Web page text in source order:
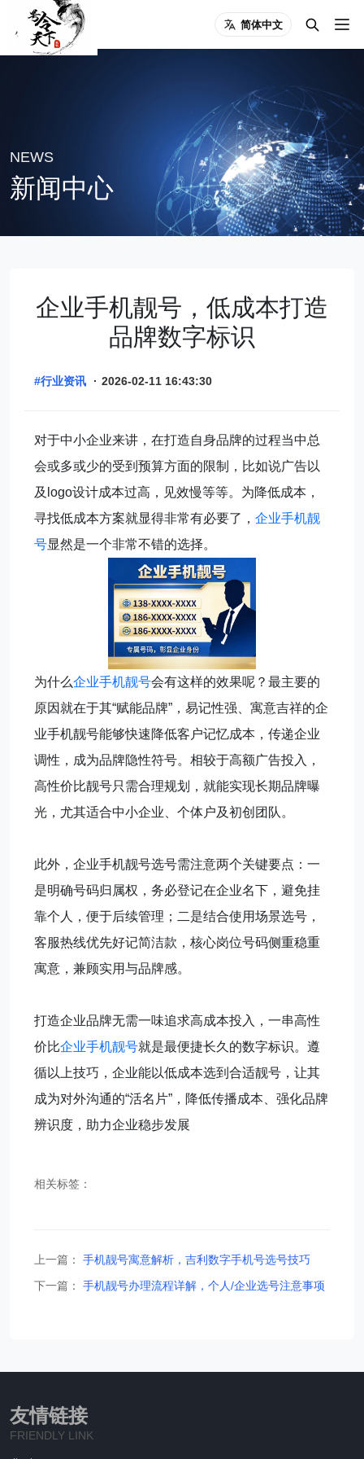
简体中文
NEWS
新闻中心
企业手机靓号，低成本打造
品牌数字标识
#行业资讯 · 2026-02-11 16:43:30
对于中小企业来讲，在打造自身品牌的过程当中总
会或多或少的受到预算方面的限制，比如说广告以
及logo设计成本过高，见效慢等等。为降低成本，
寻找低成本方案就显得非常有必要了， 企业手机靓
号显然是一个非常不错的选择。
为什么企业手机靓号会有这样的效果呢？最主要的
原因就在于其“赋能品牌”，易记性强、寓意吉祥的企
业手机靓号能够快速降低客户记忆成本，传递企业
调性，成为品牌隐性符号。相较于高额广告投入，
高性价比靓号只需合理规划，就能实现长期品牌曝
光，尤其适合中小企业、个体户及初创团队。
此外，企业手机靓号选号需注意两个关键要点：一
是明确号码归属权，务必登记在企业名下，避免挂
靠个人，便于后续管理；二是结合使用场景选号，
客服热线优先好记简洁款，核心岗位号码侧重稳重
寓意，兼顾实用与品牌感。
打造企业品牌无需一味追求高成本投入，一串高性
价比企业手机靓号就是最便捷长久的数字标识。遵
循以上技巧，企业能以低成本选到合适靓号，让其
成为对外沟通的“活名片”，降低传播成本、强化品牌
辨识度，助力企业稳步发展
相关标签：
上一篇：
手机靓号寓意解析，吉利数字手机号选号技巧
下一篇：
手机靓号办理流程详解，个人/企业选号注意事项
友情链接
FRIENDLY LINK